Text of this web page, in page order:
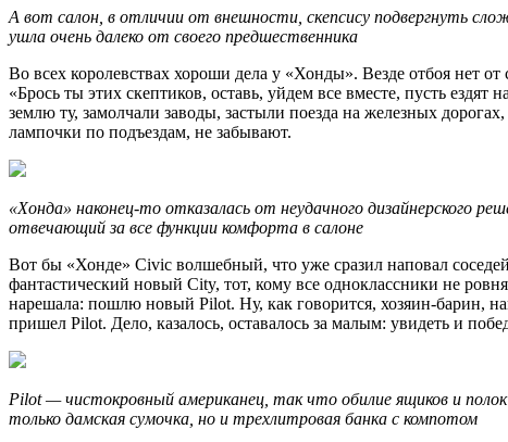
А вот салон, в отличии от внешности, скепсису подвергнуть
ушла очень далеко от своего предшественника
Во всех королевствах хороши дела у «Хонды». Везде отбоя нет
«Брось ты этих скептиков, оставь, уйдем все вместе, пусть
землю ту, замолчали заводы, застыли поезда на железных
лампочки по подъездам, не забывают.
«Хонда» наконец-то отказалась от неудачного дизайнерского
отвечающий за все функции комфорта в салоне
Вот бы «Хонде» Civic волшебный, что уже сразил наповал
фантастический новый City, тот, кому все одноклассники не
нарешала: пошлю новый Pilot. Ну, как говорится, хозяин-барин,
пришел Pilot. Дело, казалось, оставалось за малым: увидеть и
Pilot — чистокровный американец, так что обилие ящиков и
только дамская сумочка, но и трехлитровая банка с компотом